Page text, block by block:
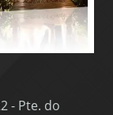
- Pte. do